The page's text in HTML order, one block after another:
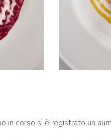
corso si è registrato un